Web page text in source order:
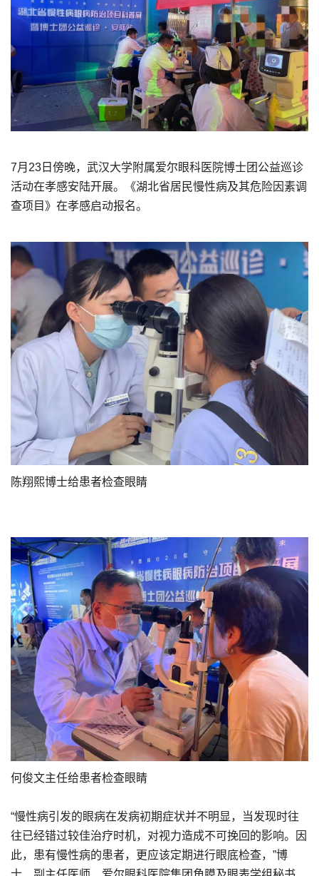
7月23日傍晚，武汉大学附属爱尔眼科医院博士团公益巡诊
活动在孝感安陆开展。《湖北省居民慢性病及其危险因素调
查项目》在孝感启动报名。
​陈翔熙博士给患者检查眼睛
​何俊文主任给患者检查眼睛
“慢性病引发的眼病在发病初期症状并不明显，当发现时往
往已经错过较佳治疗时机，对视力造成不可挽回的影响。因
此，患有慢性病的患者，更应该定期进行眼底检查，”博